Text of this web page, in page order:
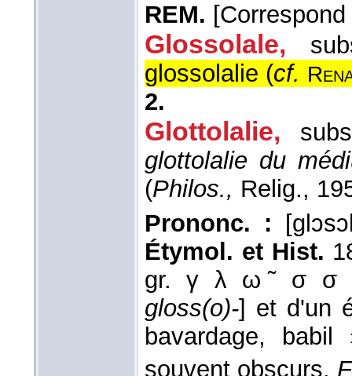
REM.
Glossolale,
glossolalie (cf.
2.
Glottolalie,
glottolalie du
(Philos., Relig.,
Prononc. :
Étymol. et Hist.
gr. γ λ ω ̃ σ σ α
gloss(o)-] et d'un
bavardage,
souvent obscurs.